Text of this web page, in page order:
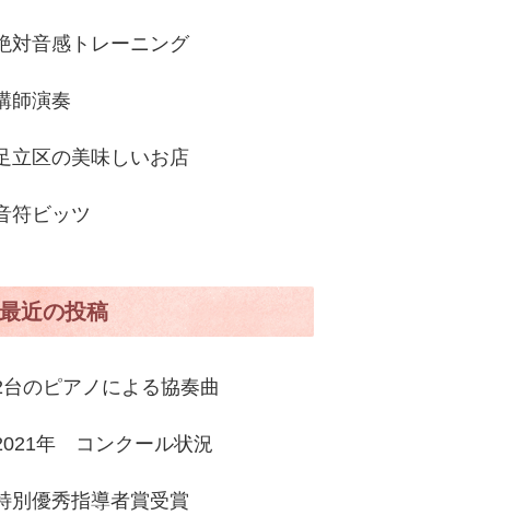
対音感トレーニング
師演奏
立区の美味しいお店
符ビッツ
最近の投稿
台のピアノによる協奏曲
年 コンクール状況
別優秀指導者賞受賞